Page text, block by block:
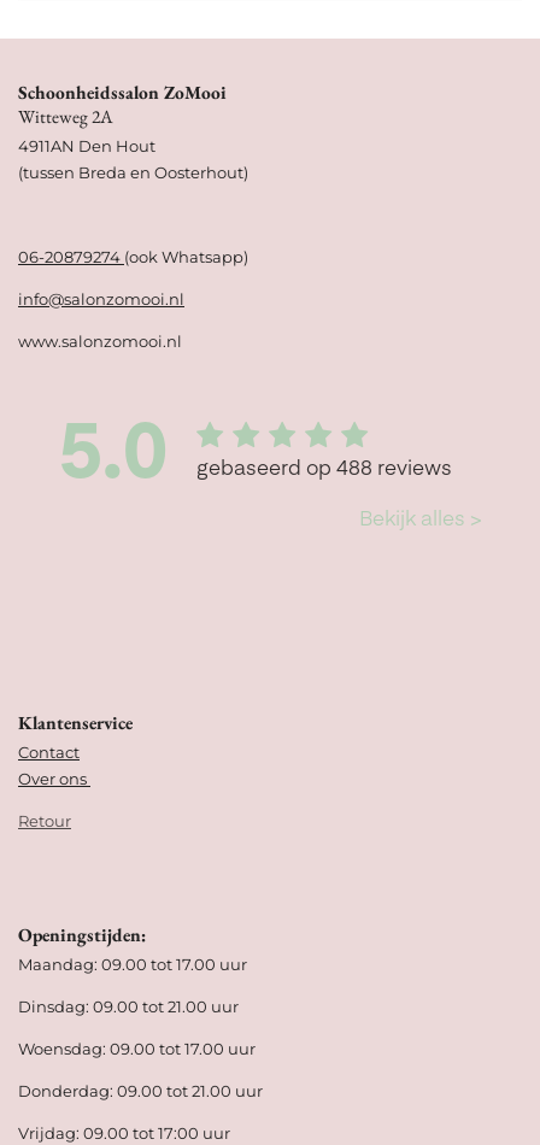
Schoonheidssalon ZoMooi
Witteweg 2A
4911AN Den Hout
(tussen Breda en Oosterhout)
06-20879274 (ook Whatsapp)
info@salonzomooi.nl
www.salonzomooi.nl
Klantenservice
Contact
Over ons
Retour
Openingstijden:
Maandag: 09.00 tot 17.00 uur
Dinsdag: 09.00 tot 21.00 uur
Woensdag: 09.00 tot 17.00 uur
Donderdag: 09.00 tot 21.00 uur
Vrijdag: 09.00 tot 17:00 uur